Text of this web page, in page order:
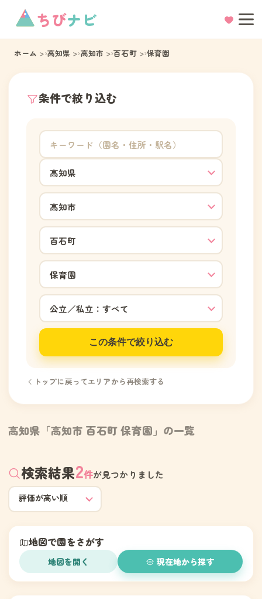
ちびナビ
ホーム 高知県 高知市 百石町 保育園
条件で絞り込む
この条件で絞り込む
トップに戻ってエリアから再検索する
高知県「高知市 百石町 保育園」の一覧
検索結果2件が見つかりました
地図で園をさがす
地図を開く 現在地から探す